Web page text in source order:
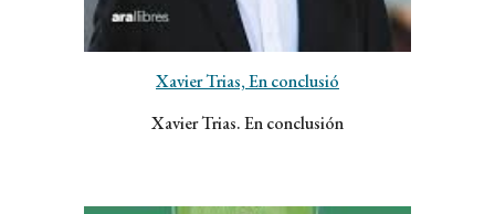
Xavier Trias, En conclusió
Xavier Trias. En conclusión